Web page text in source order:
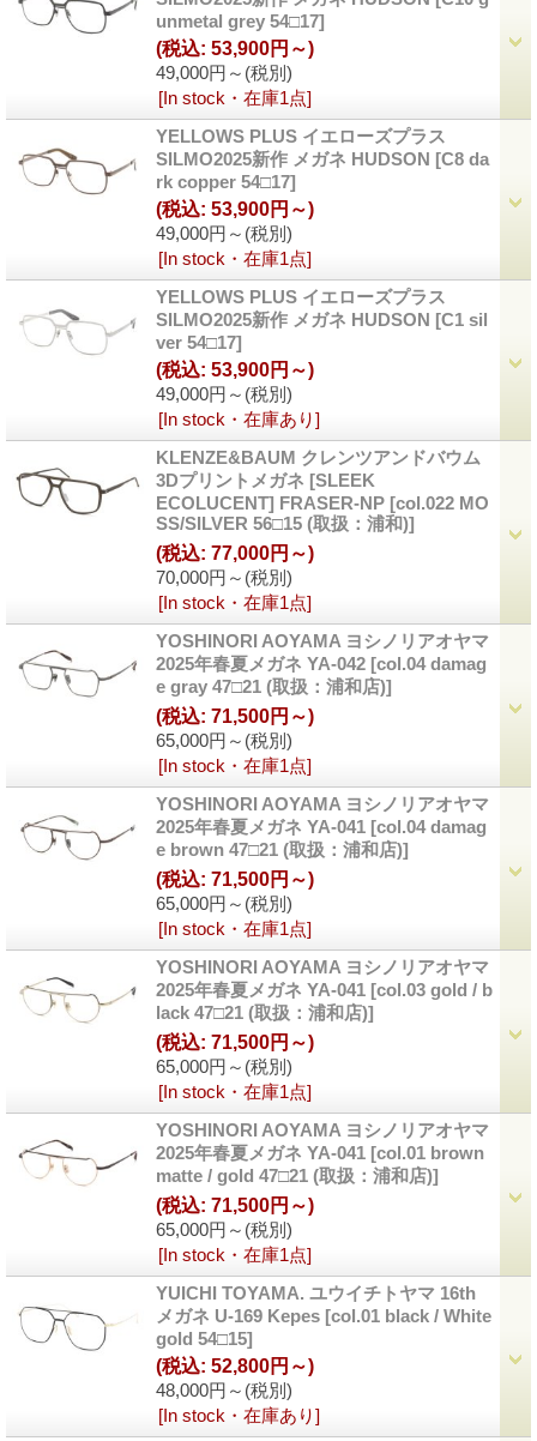
unmetal grey 54□17]
49,000円～ (税別)
(税込: 53,900円～)
[In stock・在庫1点]
YELLOWS PLUS イエローズプラス
SILMO2025新作 メガネ HUDSON [C8 da
rk copper 54□17]
49,000円～ (税別)
(税込: 53,900円～)
[In stock・在庫1点]
YELLOWS PLUS イエローズプラス
SILMO2025新作 メガネ HUDSON [C1 sil
ver 54□17]
49,000円～ (税別)
(税込: 53,900円～)
[In stock・在庫あり]
KLENZE&BAUM クレンツアンドバウム
3Dプリントメガネ [SLEEK
ECOLUCENT] FRASER-NP [col.022 MO
SS/SILVER 56□15 (取扱：浦和)]
70,000円～ (税別)
(税込: 77,000円～)
[In stock・在庫1点]
YOSHINORI AOYAMA ヨシノリアオヤマ
2025年春夏メガネ YA-042 [col.04 damag
e gray 47□21 (取扱：浦和店)]
65,000円～ (税別)
(税込: 71,500円～)
[In stock・在庫1点]
YOSHINORI AOYAMA ヨシノリアオヤマ
2025年春夏メガネ YA-041 [col.04 damag
e brown 47□21 (取扱：浦和店)]
65,000円～ (税別)
(税込: 71,500円～)
[In stock・在庫1点]
YOSHINORI AOYAMA ヨシノリアオヤマ
2025年春夏メガネ YA-041 [col.03 gold / b
lack 47□21 (取扱：浦和店)]
65,000円～ (税別)
(税込: 71,500円～)
[In stock・在庫1点]
YOSHINORI AOYAMA ヨシノリアオヤマ
2025年春夏メガネ YA-041 [col.01 brown
matte / gold 47□21 (取扱：浦和店)]
65,000円～ (税別)
(税込: 71,500円～)
[In stock・在庫1点]
YUICHI TOYAMA. ユウイチトヤマ 16th
メガネ U-169 Kepes [col.01 black / White
gold 54□15]
48,000円～ (税別)
(税込: 52,800円～)
[In stock・在庫あり]